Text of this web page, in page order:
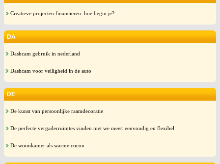
Creatieve projecten financieren: hoe begin je?
DA
Dashcam gebruik in nederland
Dashcam voor veiligheid in de auto
DE
De kunst van persoonlijke raamdecoratie
De perfecte vergaderruimtes vinden met we meet: eenvoudig en flexibel
De woonkamer als warme cocon